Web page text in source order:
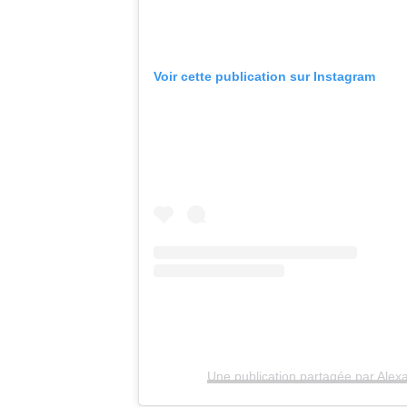
Voir cette publication sur Instagram
Une publication partagée par